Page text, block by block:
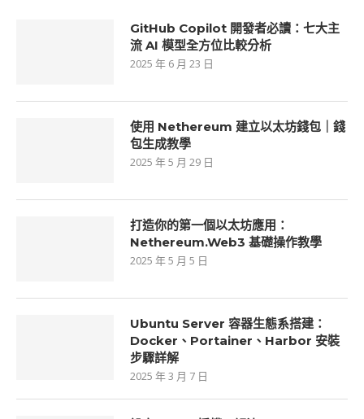
GitHub Copilot 開發者必讀：七大主
流 AI 模型全方位比較分析
2025 年 6 月 23 日
使用 Nethereum 建立以太坊錢包｜錢
包生成教學
2025 年 5 月 29 日
打造你的第一個以太坊應用：
Nethereum.Web3 基礎操作教學
2025 年 5 月 5 日
Ubuntu Server 容器生態系搭建：
Docker、Portainer、Harbor 安裝
步驟詳解
2025 年 3 月 7 日